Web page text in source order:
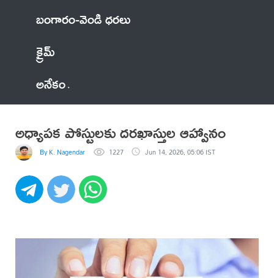
బంగారం-వెండి ధరలు
క్రైమ్
అనేకం
అధ్యాపక పోస్టులకు దరఖాస్తుల ఆహ్వానం
By K. Nagendar 1227 Jun 14, 2026, 05:06 IST